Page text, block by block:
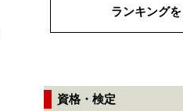
ランキング
資格・検定